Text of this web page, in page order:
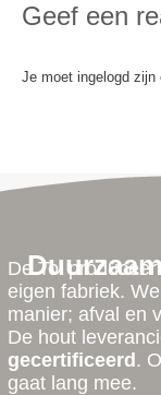
Geef een
Je moet ingelogd zijn
De Tol
eigen fabriek.
manier; afval en
De hout
gecertificeerd .
gaat lang mee.